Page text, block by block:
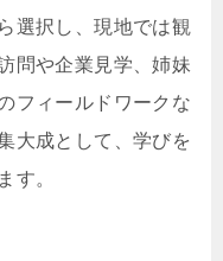
選択し、現地では観
問や企業見学、姉妹
フィールドワークな
大成として、学びを
す。